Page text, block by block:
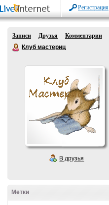
Регистрация
Записи Друзья
Комментарии
Клуб мастериц
В друзья
Метки